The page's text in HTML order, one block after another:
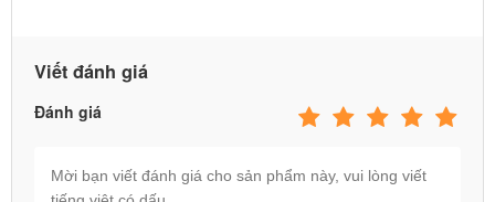
Viết đánh giá
Đánh giá